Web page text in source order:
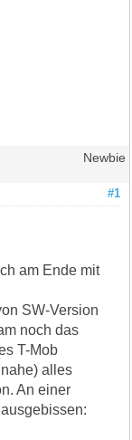
Newbie
#1
am Ende mit
SW-Version
noch das
T-Mob
alles
An einer